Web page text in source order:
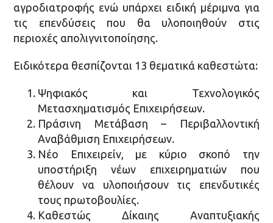
αγροδιατροφής ενώ υπάρχει ειδική μέριμνα για
τις επενδύσεις που θα υλοποιηθούν στις
περιοχές απολιγνιτοποίησης.
Ειδικότερα θεσπίζονται 13 θεματικά καθεστώτα:
Ψηφιακός και Τεχνολογικός
Μετασχηματισμός Επιχειρήσεων.
Πράσινη Μετάβαση – Περιβαλλοντική
Αναβάθμιση Επιχειρήσεων.
Νέο Επιχειρείν, με κύριο σκοπό την
υποστήριξη νέων επιχειρηματιών που
θέλουν να υλοποιήσουν τις επενδυτικές
τους πρωτοβουλίες.
Καθεστώς Δίκαιης Αναπτυξιακής